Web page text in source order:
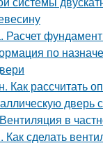
Расчет
по
рассчитать
дверь
в
сделать